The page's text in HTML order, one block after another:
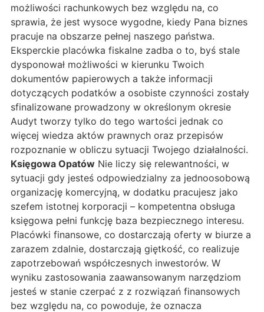
możliwości rachunkowych bez względu na, co
sprawia, że jest wysoce wygodne, kiedy Pana biznes
pracuje na obszarze pełnej naszego państwa.
Eksperckie placówka fiskalne zadba o to, byś stale
dysponował możliwości w kierunku Twoich
dokumentów papierowych a także informacji
dotyczących podatków a osobiste czynności zostały
sfinalizowane prowadzony w określonym okresie
Audyt tworzy tylko do tego wartości jednak co
więcej wiedza aktów prawnych oraz przepisów
rozpoznanie w obliczu sytuacji Twojego działalności.
Księgowa Opatów Nie liczy się relewantności, w
sytuacji gdy jesteś odpowiedzialny za jednoosobową
organizację komercyjną, w dodatku pracujesz jako
szefem istotnej korporacji – kompetentna obsługa
księgowa pełni funkcję baza bezpiecznego interesu.
Placówki finansowe, co dostarczają oferty w biurze a
zarazem zdalnie, dostarczają giętkość, co realizuje
zapotrzebowań współczesnych inwestorów. W
wyniku zastosowania zaawansowanym narzędziom
jesteś w stanie czerpać z z rozwiązań finansowych
bez względu na, co powoduje, że oznacza